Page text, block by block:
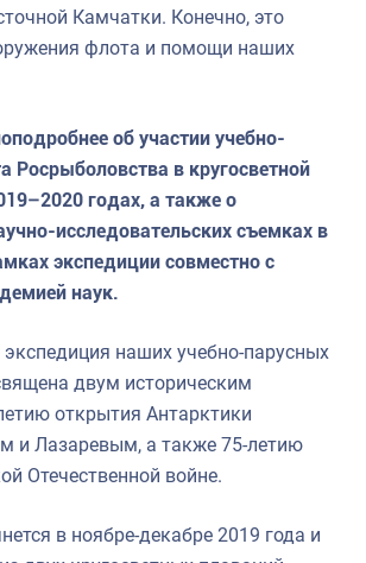
Камчатки. Конечно, это
флота и помощи наших
об участии учебно-
Росрыболовства в кругосветной
годах, а также о
исследовательских съемках в
экспедиции совместно с
наук.
наших учебно-парусных
двум историческим
открытия Антарктики
и Лазаревым, а также 75-летию
Отечественной войне.
в ноябре-декабре 2019 года и